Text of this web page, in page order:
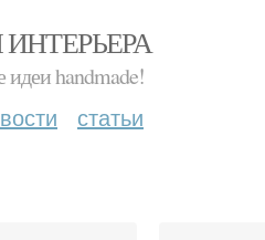
идеи handmade!
статьи